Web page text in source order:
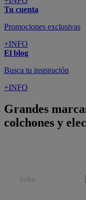
Tu cuenta
Promociones exclusivas
+INFO
El blog
Busca tu inspiración
+INFO
Grandes
colchones y